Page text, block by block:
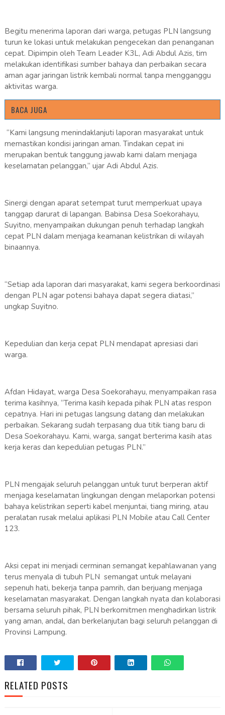
Begitu menerima laporan dari warga, petugas PLN langsung
turun ke lokasi untuk melakukan pengecekan dan penanganan
cepat. Dipimpin oleh Team Leader K3L, Adi Abdul Azis, tim
melakukan identifikasi sumber bahaya dan perbaikan secara
aman agar jaringan listrik kembali normal tanpa mengganggu
aktivitas warga.
BACA JUGA
“Kami langsung menindaklanjuti laporan masyarakat untuk
memastikan kondisi jaringan aman. Tindakan cepat ini
merupakan bentuk tanggung jawab kami dalam menjaga
keselamatan pelanggan,” ujar Adi Abdul Azis.
Sinergi dengan aparat setempat turut memperkuat upaya
tanggap darurat di lapangan. Babinsa Desa Soekorahayu,
Suyitno, menyampaikan dukungan penuh terhadap langkah
cepat PLN dalam menjaga keamanan kelistrikan di wilayah
binaannya.
“Setiap ada laporan dari masyarakat, kami segera berkoordinasi
dengan PLN agar potensi bahaya dapat segera diatasi,”
ungkap Suyitno.
Kepedulian dan kerja cepat PLN mendapat apresiasi dari
warga.
Afdan Hidayat, warga Desa Soekorahayu, menyampaikan rasa
terima kasihnya, “Terima kasih kepada pihak PLN atas respon
cepatnya. Hari ini petugas langsung datang dan melakukan
perbaikan. Sekarang sudah terpasang dua titik tiang baru di
Desa Soekorahayu. Kami, warga, sangat berterima kasih atas
kerja keras dan kepedulian petugas PLN.”
PLN mengajak seluruh pelanggan untuk turut berperan aktif
menjaga keselamatan lingkungan dengan melaporkan potensi
bahaya kelistrikan seperti kabel menjuntai, tiang miring, atau
peralatan rusak melalui aplikasi PLN Mobile atau Call Center
123.
Aksi cepat ini menjadi cerminan semangat kepahlawanan yang
terus menyala di tubuh PLN semangat untuk melayani
sepenuh hati, bekerja tanpa pamrih, dan berjuang menjaga
keselamatan masyarakat. Dengan langkah nyata dan kolaborasi
bersama seluruh pihak, PLN berkomitmen menghadirkan listrik
yang aman, andal, dan berkelanjutan bagi seluruh pelanggan di
Provinsi Lampung.
RELATED POSTS